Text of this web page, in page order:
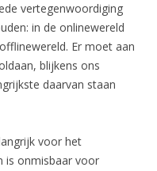
vertegenwoordiging
in de onlinewereld
Er moet aan
blijkens ons
daarvan staan
voor het
is onmisbaar voor